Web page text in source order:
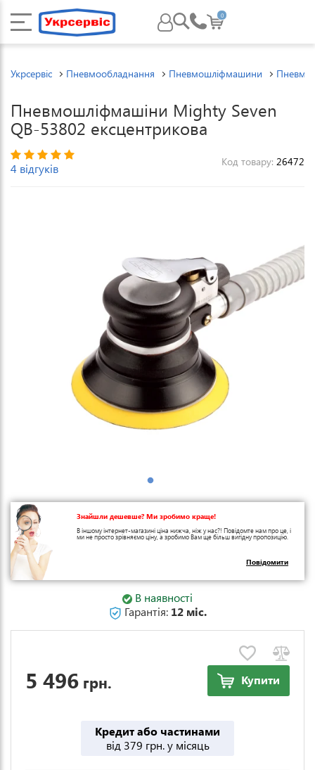
0
Укрсервіс Пневмообладнання Пневмошліфмашини
Пневмошліфмашіни Mighty Seven
QB-53802 ексцентрикова
4 відгуків Код товару: 26472
Знайшли дешевше? Ми зробимо краще!
В іншому інтернет-магазині ціна нижча, ніж у нас?! Повідомте нам про це, і
ми не просто зрівняємо ціну, а зробимо Вам ще більш вигідну пропозицію.
Повідомити
В наявності
Гарантія: 12 міс.
5 496 грн. Купити
Кредит або частинами
від 379 грн. у місяць